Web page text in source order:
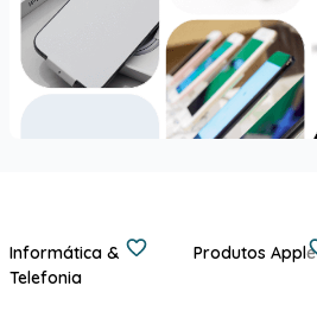
Informática &
Telefonia
Produtos Apple